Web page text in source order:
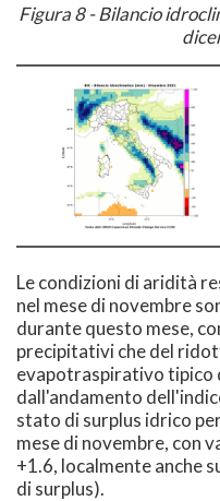
Figura 8 - Bilancio
Le condizioni di aridità
nel mese di novembre
durante questo mese,
precipitativi che del
evapotraspirativo tipico
dall'andamento
stato di surplus idrico
mese di novembre, con
+1.6, localmente anche
di surplus).